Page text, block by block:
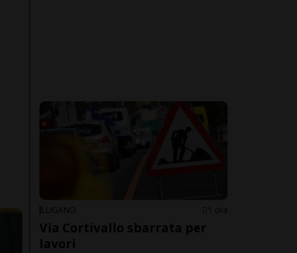
LUGANO 1 ora
Via Cortivallo sbarrata per
lavori